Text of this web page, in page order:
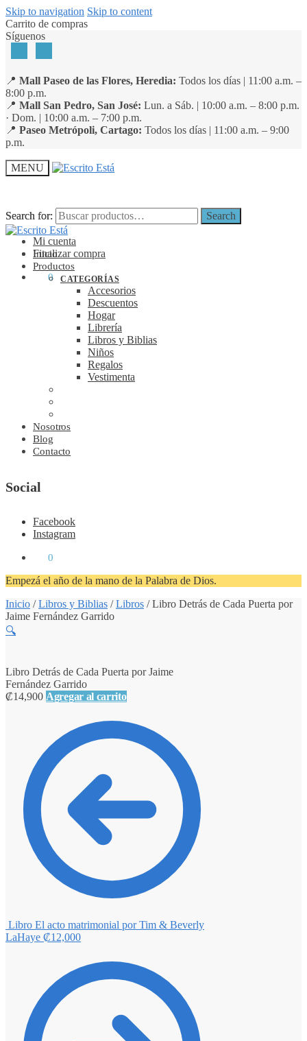
Skip to navigation Skip to content
Carrito de compras
Síguenos
📍 Mall Paseo de las Flores, Heredia: Todos los días | 11:00 a.m. –
8:00 p.m.
📍 Mall San Pedro, San José: Lun. a Sáb. | 10:00 a.m. – 8:00 p.m.
· Dom. | 10:00 a.m. – 7:00 p.m.
📍 Paseo Metrópoli, Cartago: Todos los días | 11:00 a.m. – 9:00
p.m.
MENU
Search for: Search
Mi cuenta
Finalizar compra
0
Search for: Search
Inicio
Productos
CATEGORÍAS
Accesorios
Descuentos
Hogar
Librería
Libros y Biblias
Niños
Regalos
Vestimenta
Nosotros
Blog
Contacto
Social
Facebook
Instagram
0
Empezá el año de la mano de la Palabra de Dios.
Inicio /Libros y Biblias /Libros /Libro Detrás de Cada Puerta por
Jaime Fernández Garrido
🔍
Libro Detrás de Cada Puerta por Jaime
Fernández Garrido
₡14,900 Agregar al carrito
Libro El acto matrimonial por Tim & Beverly
LaHaye ₡12,000